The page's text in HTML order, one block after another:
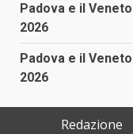
Padova e il
2026
Padova e il
2026
Redazione